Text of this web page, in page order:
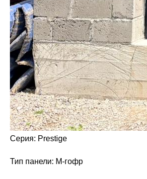
Серия: Prestige
Тип панели: M-гофр